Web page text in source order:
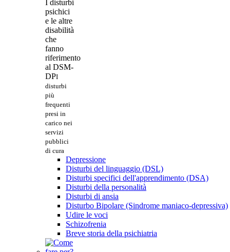
I disturbi
psichici
e le altre
disabilità
che
fanno
riferimento
al DSM-
DPI
disturbi
più
frequenti
presi in
carico nei
servizi
pubblici
di cura
Depressione
Disturbi del linguaggio (DSL)
Disturbi specifici dell'apprendimento (DSA)
Disturbi della personalità
Disturbi di ansia
Disturbo Bipolare (Sindrome maniaco-depressiva)
Udire le voci
Schizofrenia
Breve storia della psichiatria